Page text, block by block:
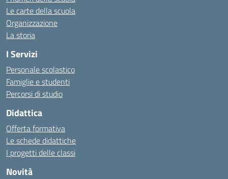
Le carte della scuola
Organizzazione
La storia
I Servizi
Personale scolastico
Famiglie e studenti
Percorsi di studio
Didattica
Offerta formativa
Le schede didattiche
I progetti delle classi
Novità